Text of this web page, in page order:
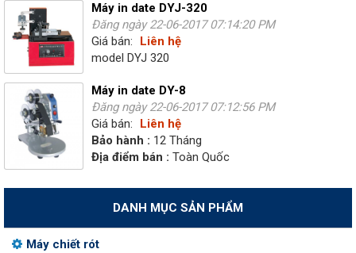
Máy in date DYJ-320
Đăng ngày 22-06-2017 07:14:20 PM
Giá bán:
Liên hệ
model DYJ 320
Máy in date DY-8
Đăng ngày 22-06-2017 07:12:56 PM
Giá bán:
Liên hệ
Bảo hành : 12 Tháng
Địa điểm bán : Toàn Quốc
DANH MỤC SẢN PHẨM
Máy chiết rót